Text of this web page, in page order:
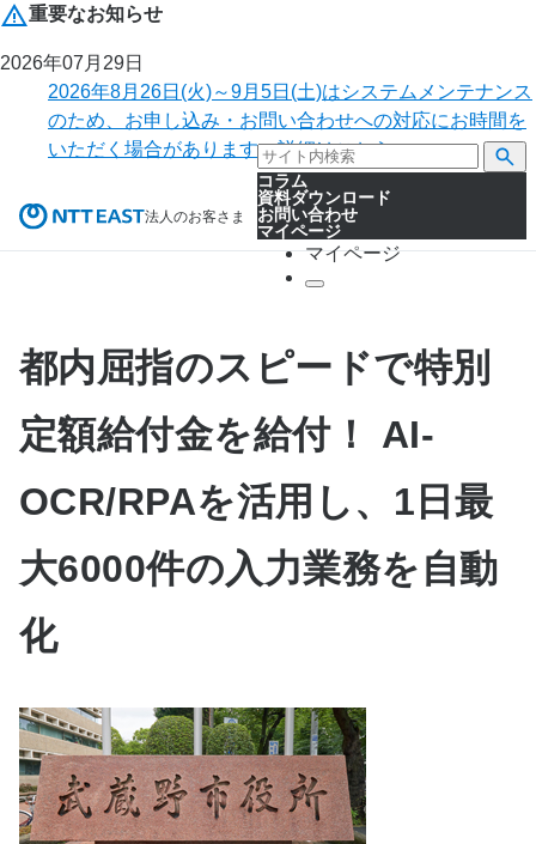
重要なお知らせ
2026年07月29日
2026年8月26日(火)～9月5日(土)はシステムメンテナンス
のため、お申し込み・お問い合わせへの対応にお時間を
いただく場合があります。詳細はこちら。
法人のお客さま
コラム
資料ダウンロード
お問い合わせ
マイページ
マイページ
都内屈指のスピードで特別
定額給付金を給付！ AI-
OCR/RPAを活用し、1日最
大6000件の入力業務を自動
化